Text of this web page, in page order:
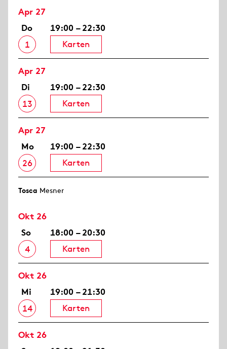
Apr 27
Do
1
19:00 – 22:30
Karten
Apr 27
Di
13
19:00 – 22:30
Karten
Apr 27
Mo
26
19:00 – 22:30
Karten
Tosca Mesner
Okt 26
So
4
18:00 – 20:30
Karten
Okt 26
Mi
14
19:00 – 21:30
Karten
Okt 26